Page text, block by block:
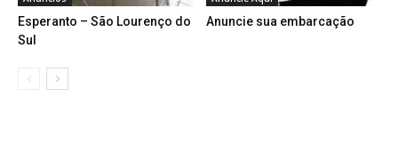
Esperanto – São Lourenço do
Sul
Anuncie sua embarcação